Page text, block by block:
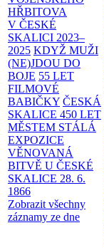
HŘBITOVA
V ČESKÉ
SKALICI 2023–
2025 KDYŽ MUŽI
(NE)JDOU DO
BOJE 55 LET
FILMOVÉ
BABIČKY ČESKÁ
SKALICE 450 LET
MĚSTEM STÁLÁ
EXPOZICE
VĚNOVANÁ
BITVĚ U ČESKÉ
SKALICE 28. 6.
1866
Zobrazit všechny
záznamy ze dne